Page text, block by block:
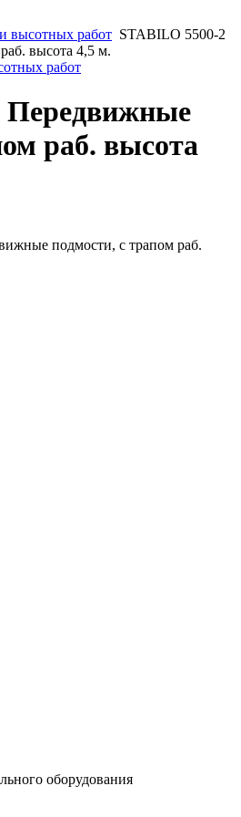
высотных работ STABILO 5500-2
высота 4,5 м.
работ
Передвижные
раб. высота
подмости, с трапом раб.
оборудования